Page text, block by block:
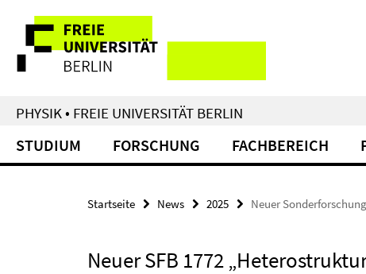
direkt
Inhalt
Service-
Navigation
PHYSIK • FREIE UNIVERSITÄT BERLIN
STUDIUM FORSCHUNG FACHBEREICH
Startseite News 2025 Neuer
Neuer SFB 1772